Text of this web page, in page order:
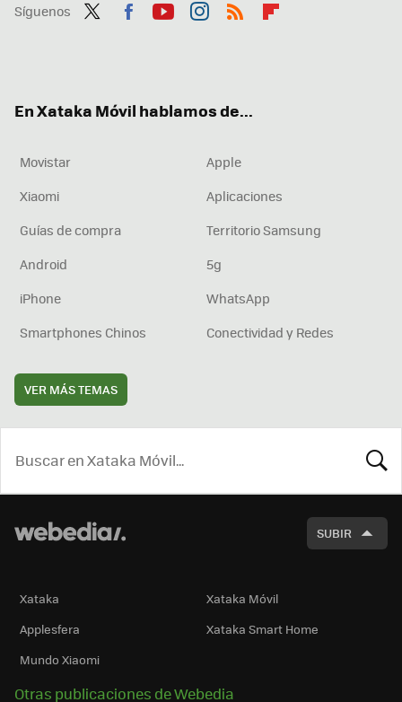
Síguenos
En Xataka Móvil hablamos de...
Movistar
Apple
Xiaomi
Aplicaciones
Guías de compra
Territorio Samsung
Android
5g
iPhone
WhatsApp
Smartphones Chinos
Conectividad y Redes
VER MÁS TEMAS
SUBIR
Xataka
Xataka Móvil
Applesfera
Xataka Smart Home
Mundo Xiaomi
Otras publicaciones de Webedia